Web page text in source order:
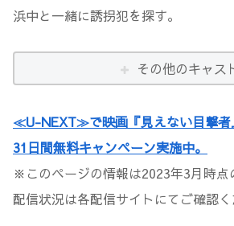
浜中と一緒に誘拐犯を探す。
その他のキャス
≪U-NEXT≫で映画『見えない目撃者
31日間無料キャンペーン実施中。
※このページの情報は2023年3月時点
配信状況は各配信サイトにてご確認く